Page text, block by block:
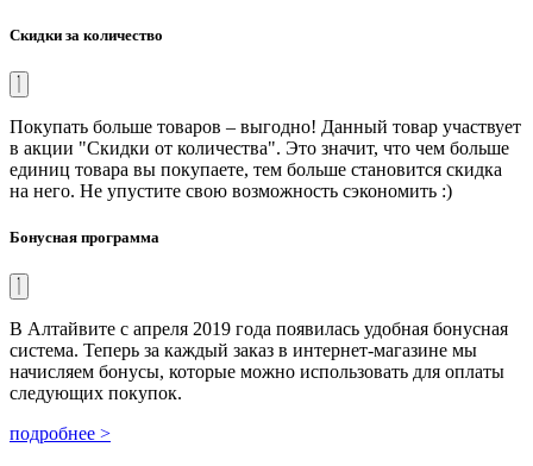
Скидки за количество
Покупать больше товаров – выгодно! Данный товар участвует
в акции "Скидки от количества". Это значит, что чем больше
единиц товара вы покупаете, тем больше становится скидка
на него. Не упустите свою возможность сэкономить :)
Бонусная программа
В Алтайвите с апреля 2019 года появилась удобная бонусная
система. Теперь за каждый заказ в интернет-магазине мы
начисляем бонусы, которые можно использовать для оплаты
следующих покупок.
подробнее >